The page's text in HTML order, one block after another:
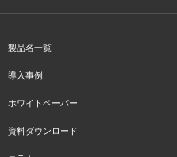
製品名一覧
導入事例
ホワイトペーパー
資料ダウンロード